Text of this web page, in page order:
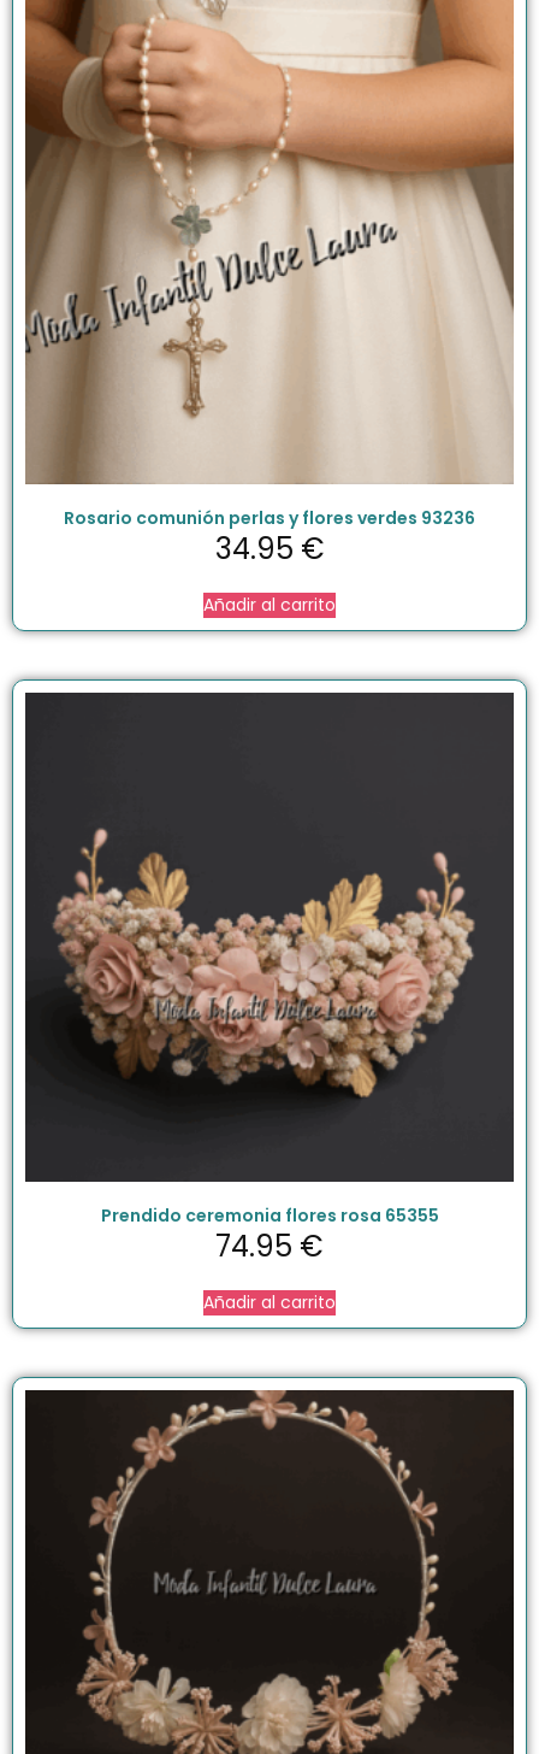
Rosario comunión perlas y flores verdes 93236
34.95 €
Añadir al carrito
Prendido ceremonia flores rosa 65355
74.95 €
Añadir al carrito